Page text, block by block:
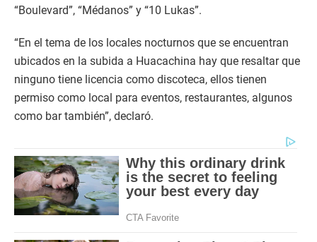
“Boulevard”, “Médanos” y “10 Lukas”.
“En el tema de los locales nocturnos que se encuentran
ubicados en la subida a Huacachina hay que resaltar que
ninguno tiene licencia como discoteca, ellos tienen
permiso como local para eventos, restaurantes, algunos
como bar también”, declaró.